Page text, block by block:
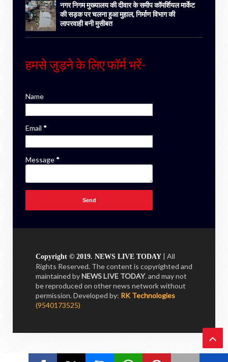
नगर निगम मुख्यालय की दीवार के समीप कॉमर्शियल मार्केट
की सड़क पर चलना हुआ मुहाल, निर्माण विभाग की
लापरवाही बनी मुसीबत
हमसे जुड़ने के लिए फॉर्म भरें-
Name
Email *
Message *
Copyright © 2019. NEWS LIVE TODAY | All
Rights Reserved. The content is copyrighted and
maintained byNEWS LIVE TODAY. and may not
be reproduced on other news network without
permission.Developed by: RK Technologies
(9540173525)
Ba